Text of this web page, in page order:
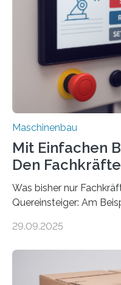
Maschinenbau
Mit Einfachen
Den
Was bisher nur
Quereinsteiger: Am
Mensch-Maschine-
Die zugrunde liegende
anderen Maschinen
29.09.2025